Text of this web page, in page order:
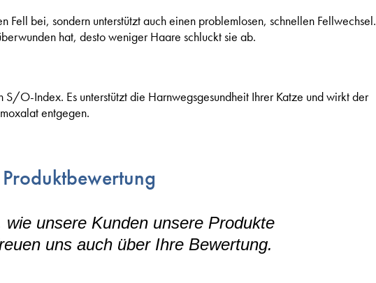
Fell bei, sondern unterstützt auch einen problemlosen, schnellen Fellwechsel.
hat, desto weniger Haare schluckt sie ab.
O-Index. Es unterstützt die Harnwegsgesundheit Ihrer Katze und wirkt der
entgegen.
Produktbewertung